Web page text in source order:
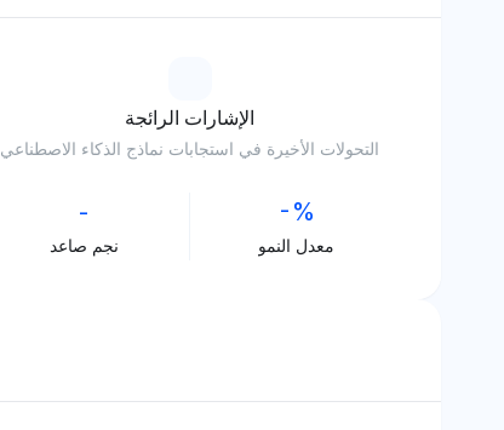
الإشارات الرائجة
التحولات الأخيرة في استجابات نماذج الذكاء الاصطناعي
-
نجم صاعد
-%
معدل النمو